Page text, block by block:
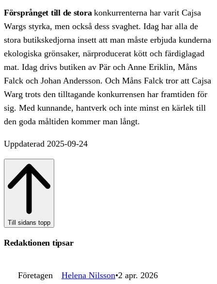
Försprånget till de storakonkurrenterna har varit Cajsa
Wargs styrka, men också dess svaghet. Idag har alla de
stora butikskedjorna insett att man måste erbjuda kunderna
ekologiska grönsaker, närproducerat kött och färdiglagad
mat. Idag drivs butiken av Pär och Anne Eriklin, Måns
Falck och Johan Andersson. Och Måns Falck tror att Cajsa
Warg trots den tilltagande konkurrensen har framtiden för
sig. Med kunnande, hantverk och inte minst en kärlek till
den goda måltiden kommer man långt.
Uppdaterad 2025-09-24
Till sidans topp
Redaktionen tipsar
Företagen Helena Nilsson 2 apr. 2026